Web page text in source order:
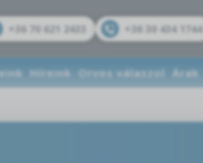
+36 70 621 2433 +36 30 434 1744
Híreink Orvos válaszol Árak